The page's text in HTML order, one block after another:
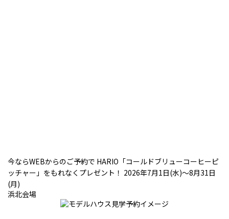
今ならWEBからのご予約で HARIO「コールドブリューコーヒーピ
ッチャー」をもれなくプレゼント！ 2026年7月1日(水)～8月31日
(月)
浜北会場